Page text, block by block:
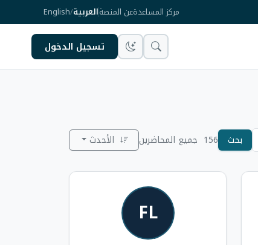
مركز المساعدةعن المنصةالعربية/
English
تسجيل الدخول
بحث 156 جميع المحاضرين
FL